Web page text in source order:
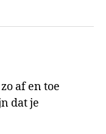
af en toe
dat je